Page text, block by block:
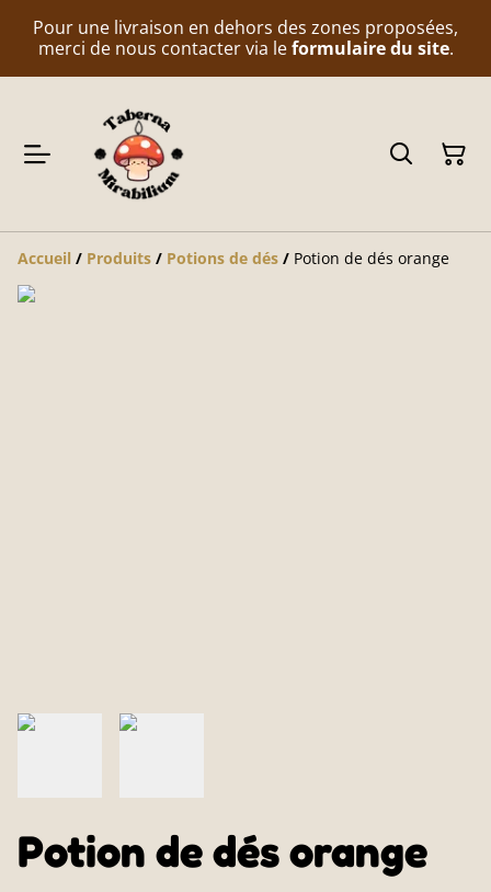
Pour une livraison en dehors des zones proposées,
merci de nous contacter via leformulaire du site.
Accueil / Produits / Potions de dés / Potion de dés orange
Potion de dés orange